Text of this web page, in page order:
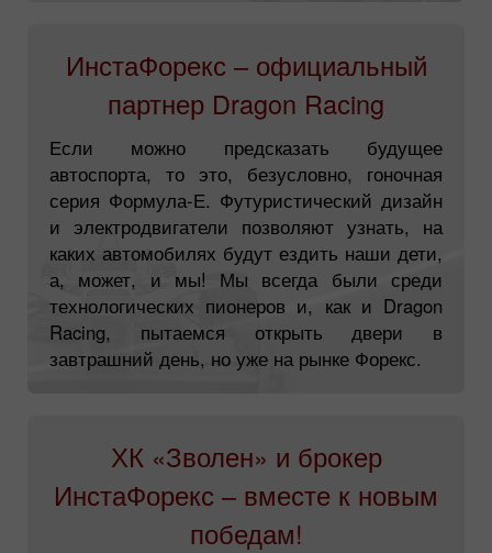
ИнстаФорекс – официальный
партнер Dragon Raсing
Если можно предсказать будущее
автоспорта, то это, безусловно, гоночная
серия Формула-Е. Футуристический дизайн
и электродвигатели позволяют узнать, на
каких автомобилях будут ездить наши дети,
а, может, и мы! Мы всегда были среди
технологических пионеров и, как и Dragon
Racing, пытаемся открыть двери в
завтрашний день, но уже на рынке Форекс.
ХК «Зволен» и брокер
ИнстаФорекс – вместе к новым
победам!